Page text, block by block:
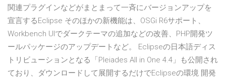
関連プラグインなどがまとまって一斉にバージョンアップを
宣言するEclipse そのほかの新機能は、OSGi R6サポート、
Workbench UIでダークテーマの追加などの改善、PHP開発ツ
ールパッケージのアップデートなど。 Eclipseの日本語ディス
トリビューションとなる「Pleiades All in One 4.4」も公開され
ており、ダウンロードして展開するだけでEclipseの環境 開発